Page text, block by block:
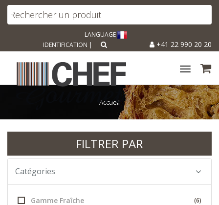
LANGUAGE
+41 22 990 20 20
IDENTIFICATION |
Toggle
Accueil
FILTRER PAR
Catégories
Gamme Fraîche (6)